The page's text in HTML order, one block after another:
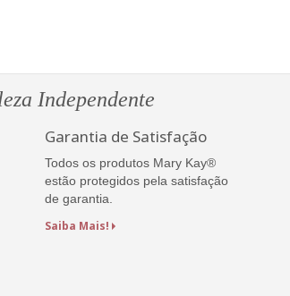
Independente
Garantia de Satisfação
Todos os produtos Mary Kay®
estão protegidos pela satisfação
de garantia.
Saiba Mais!